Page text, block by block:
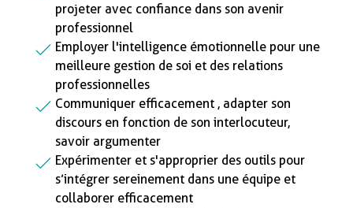
projeter avec confiance dans son avenir
professionnel
Employer l'intelligence émotionnelle pour une
meilleure gestion de soi et des relations
professionnelles
Communiquer efficacement , adapter son
discours en fonction de son interlocuteur,
savoir argumenter
Expérimenter et s'approprier des outils pour
s’intégrer sereinement dans une équipe et
collaborer efficacement